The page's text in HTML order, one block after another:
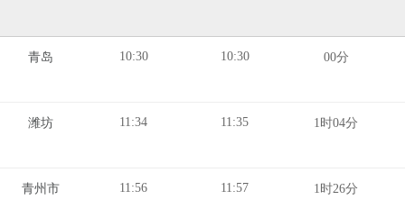
青岛 10:30 10:30 00分
潍坊 11:34 11:35 1时04分
青州市 11:56 11:57 1时26分